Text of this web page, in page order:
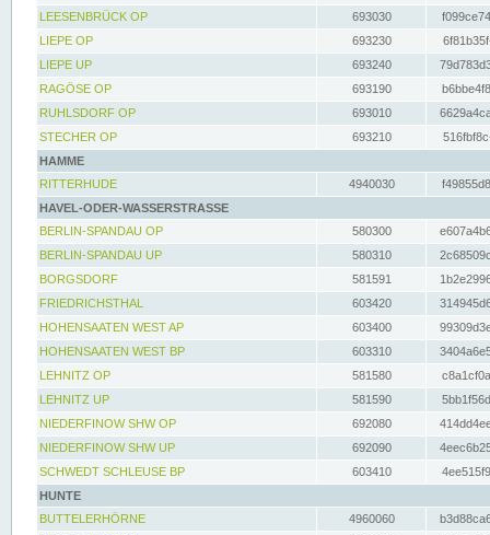
LEESENBRÜCK OP
693030
LIEPE OP
693230
LIEPE UP
693240
RAGÖSE OP
693190
RUHLSDORF OP
693010
STECHER OP
693210
HAMME
RITTERHUDE
4940030
HAVEL-ODER-WASSERSTRASSE
BERLIN-SPANDAU OP
580300
BERLIN-SPANDAU UP
580310
BORGSDORF
581591
FRIEDRICHSTHAL
603420
HOHENSAATEN WEST AP
603400
HOHENSAATEN WEST BP
603310
LEHNITZ OP
581580
LEHNITZ UP
581590
NIEDERFINOW SHW OP
692080
NIEDERFINOW SHW UP
692090
SCHWEDT SCHLEUSE BP
603410
HUNTE
BUTTELERHÖRNE
4960060